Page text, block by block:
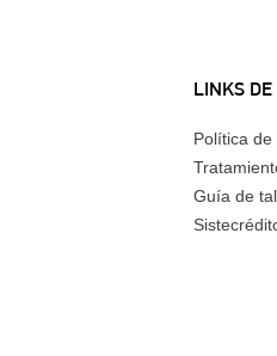
LINKS DE
Política de
Guía de